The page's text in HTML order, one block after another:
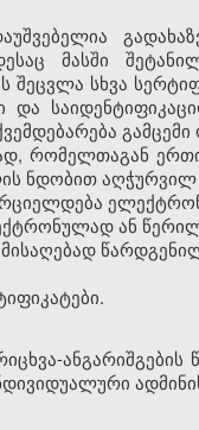
მასში
შეცვლა სხვა
და
რომელთაგან
ნდობით აღჭურვილ
ან